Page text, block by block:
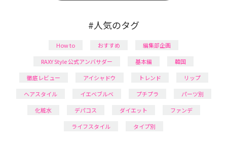
#人気のタグ
How to おすすめ
編集部企画
RAXY Style 公式アンバサダー
基本編
韓国
徹底レビュー
アイシャドウ トレンド
リップ
ヘアスタイル
イエベブルベ プチプラ
パーツ別
化粧水
デパコス ダイエット
ファンデ
ライフスタイル
タイプ別